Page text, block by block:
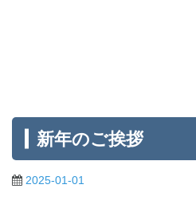
新年のご挨拶
2025-01-01